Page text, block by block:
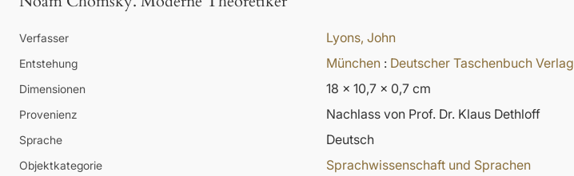
Verfasser Lyons, John
Entstehung München : Deutscher Taschenbuch Verlag
Dimensionen 18 x 10,7 x 0,7 cm
Provenienz Nachlass von Prof. Dr. Klaus Dethloff
Sprache Deutsch
Objektkategorie Sprachwissenschaft und Sprachen